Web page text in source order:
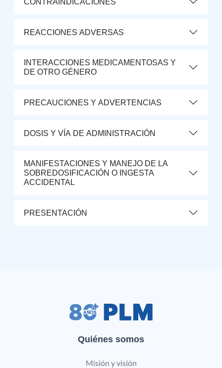
REACCIONES ADVERSAS
INTERACCIONES MEDICAMENTOSAS Y
DE OTRO GÉNERO
PRECAUCIONES Y ADVERTENCIAS
DOSIS Y VÍA DE ADMINISTRACIÓN
MANIFESTACIONES Y MANEJO DE LA
SOBREDOSIFICACIÓN O INGESTA
ACCIDENTAL
PRESENTACIÓN
Quiénes somos
Misión y visión